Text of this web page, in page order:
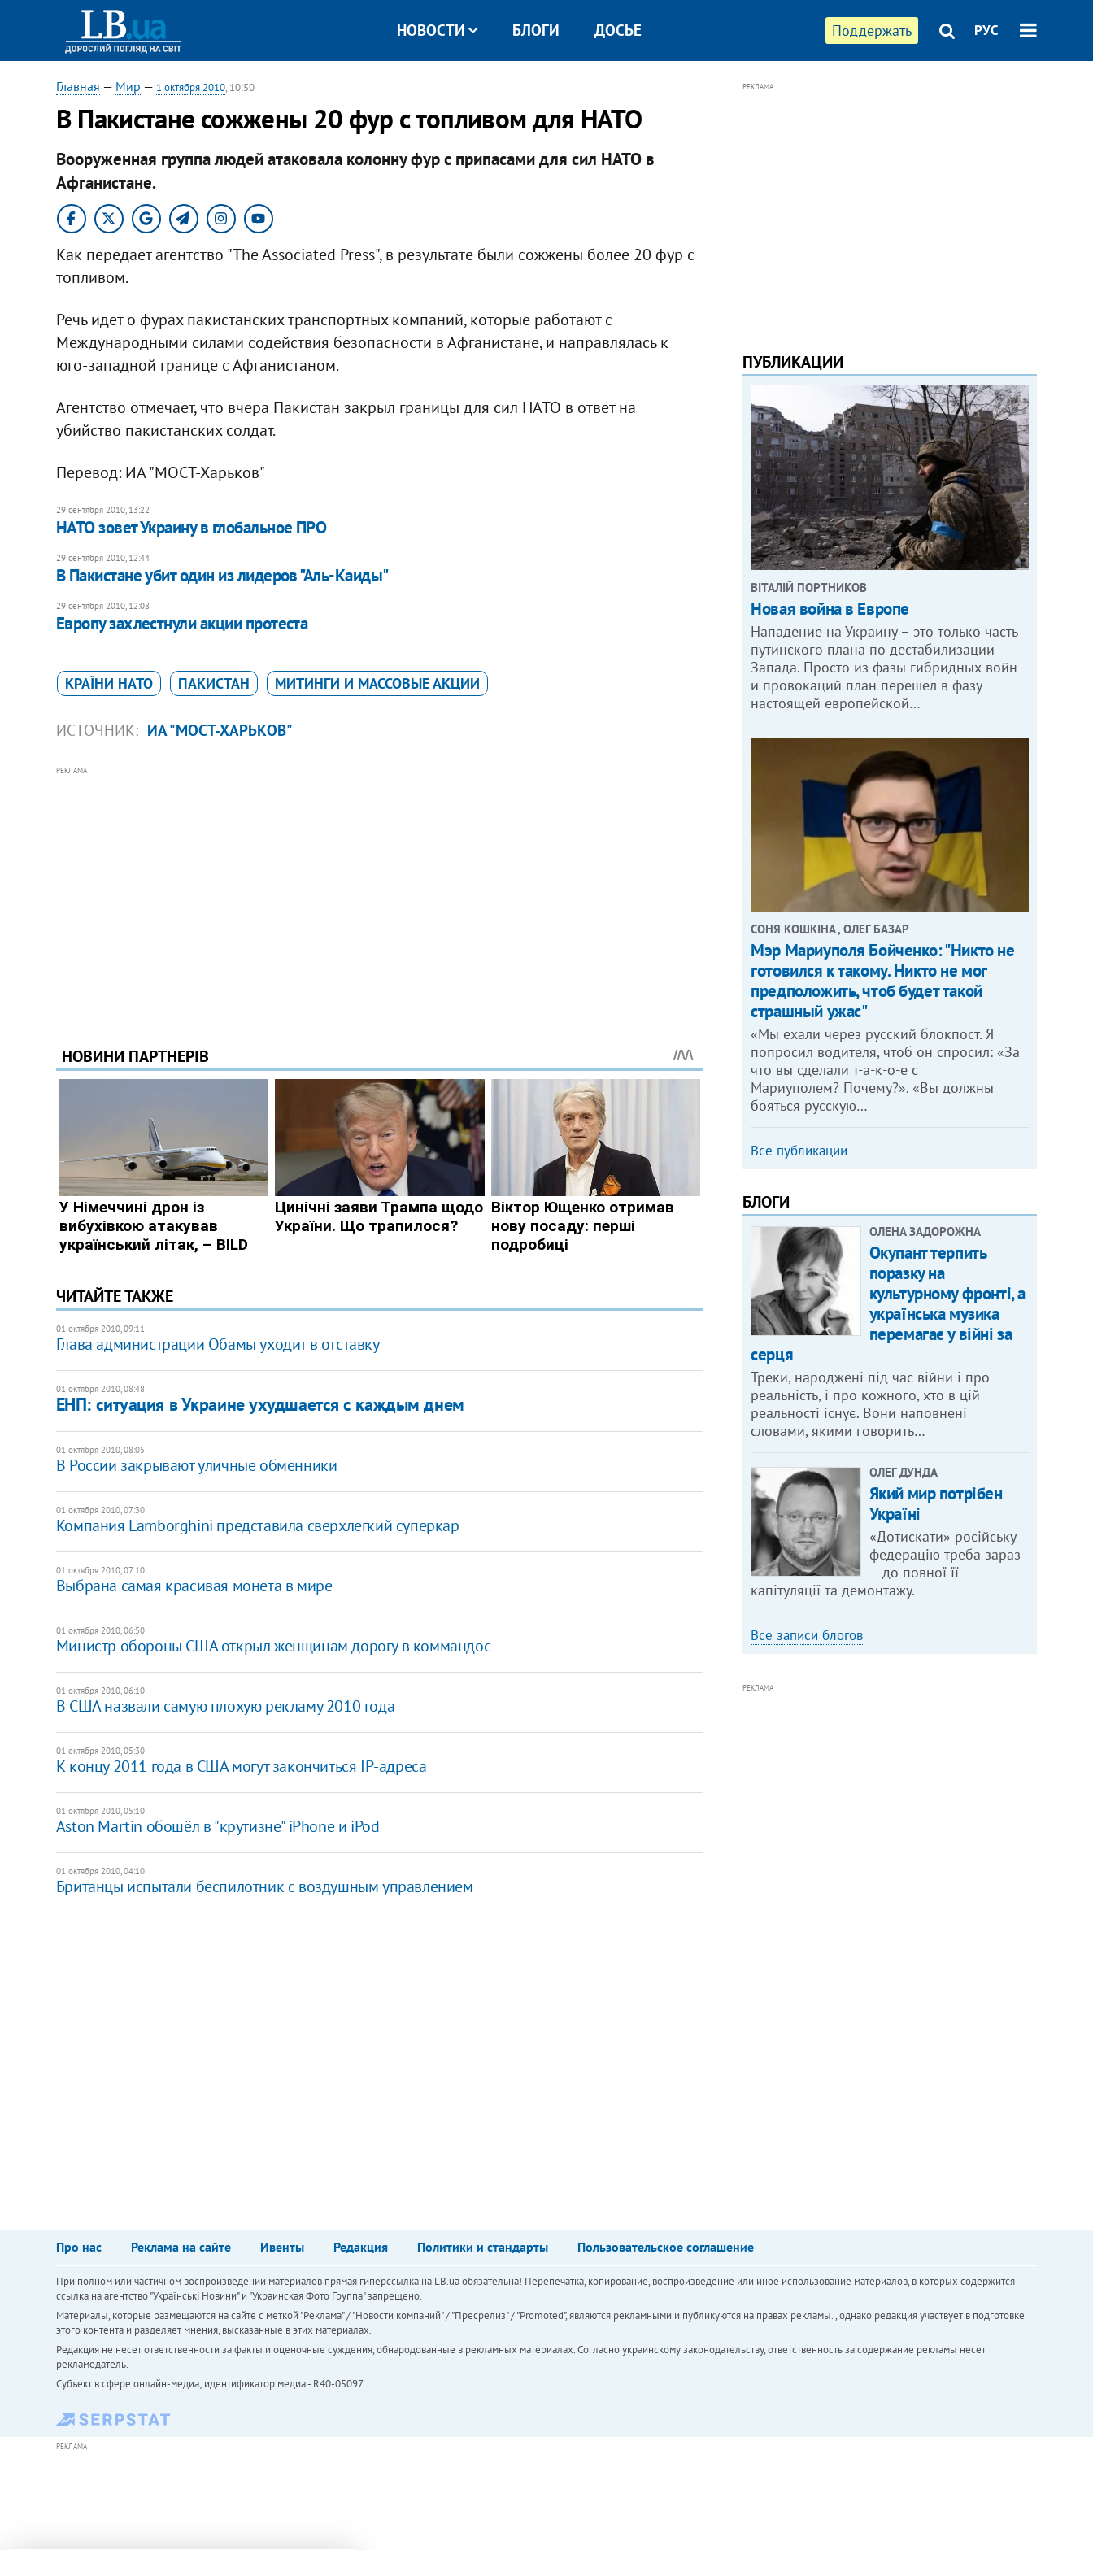
Поддержать РУС
НОВОСТИ БЛОГИ ДОСЬЕ
Главная — Мир — 1 октября 2010, 10:50
В Пакистане сожжены 20 фур с топливом для НАТО
Вооруженная группа людей атаковала колонну фур с припасами для сил НАТО в
Афганистане.​
Как передает агентство "The Associated Press", в результате были сожжены более 20 фур с
топливом.
Речь идет о фурах пакистанских транспортных компаний, которые работают с
Международными силами содействия безопасности в Афганистане, и направлялась к
юго-западной границе с Афганистаном.
Агентство отмечает, что вчера Пакистан закрыл границы для сил НАТО в ответ на
убийство пакистанских солдат.
Перевод: ИА "МОСТ-Харьков"
29 сентября 2010, 13:22
НАТО зовет Украину в глобальное ПРО
29 сентября 2010, 12:44
В Пакистане убит один из лидеров "Аль-Каиды"
29 сентября 2010, 12:08
Европу захлестнули акции протеста
КРАЇНИ НАТО ПАКИСТАН МИТИНГИ И МАССОВЫЕ АКЦИИ
ИСТОЧНИК: ИА "МОСТ-ХАРЬКОВ"
РЕКЛАМА
ЧИТАЙТЕ ТАКЖЕ
01 октября 2010, 09:11
Глава администрации Обамы уходит в отставку
01 октября 2010, 08:48
ЕНП: ситуация в Украине ухудшается с каждым днем
01 октября 2010, 08:05
В России закрывают уличные обменники
01 октября 2010, 07:30
Компания Lamborghini представила сверхлегкий суперкар
01 октября 2010, 07:10
Выбрана самая красивая монета в мире
01 октября 2010, 06:50
Министр обороны США открыл женщинам дорогу в коммандос
01 октября 2010, 06:10
В США назвали самую плохую рекламу 2010 года
01 октября 2010, 05:30
К концу 2011 года в США могут закончиться IP-адреса
01 октября 2010, 05:10
Aston Martin обошёл в "крутизне" iPhone и iPod
01 октября 2010, 04:10
Британцы испытали беспилотник с воздушным управлением
РЕКЛАМА
ПУБЛИКАЦИИ
ВІТАЛІЙ ПОРТНИКОВ
Новая война в Европе
Нападение на Украину – это только часть
путинского плана по дестабилизации
Запада. Просто из фазы гибридных войн
и провокаций план перешел в фазу
настоящей европейской…
СОНЯ КОШКІНА , ОЛЕГ БАЗАР
Мэр Мариуполя Бойченко: "Никто не
готовился к такому. Никто не мог
предположить, чтоб будет такой
страшный ужас"
«Мы ехали через русский блокпост. Я
попросил водителя, чтоб он спросил: «За
что вы сделали т-а-к-о-е с
Мариуполем? Почему?». «Вы должны
бояться русскую…
Все публикации
БЛОГИ
ОЛЕНА ЗАДОРОЖНА
Окупант терпить
поразку на
культурному фронті, а
українська музика
перемагає у війні за
серця
Треки, народжені під час війни і про
реальність, і про кожного, хто в цій
реальності існує. Вони наповнені
словами, якими говорить…
ОЛЕГ ДУНДА
Який мир потрібен
Україні
«Дотискати» російську
федерацію треба зараз
– до повної її
капітуляції та демонтажу.
Все записи блогов
РЕКЛАМА
Про нас Реклама на сайте Ивенты Редакция Политики и стандарты Пользовательское соглашение
При полном или частичном воспроизведении материалов прямая гиперссылка на LB.ua обязательна! Перепечатка, копирование, воспроизведение или иное использование материалов, в которых содержится
ссылка на агентство "Українськi Новини" и "Украинская Фото Группа" запрещено.
Материалы, которые размещаются на сайте с меткой "Реклама" / "Новости компаний" / "Пресрелиз" / "Promoted", являются рекламными и публикуются на правах рекламы. , однако редакция участвует в подготовке
этого контента и разделяет мнения, высказанные в этих материалах.
Редакция не несет ответственности за факты и оценочные суждения, обнародованные в рекламных материалах. Согласно украинскому законодательству, ответственность за содержание рекламы несет
рекламодатель.
Субъект в сфере онлайн-медиа; идентификатор медиа - R40-05097
РЕКЛАМА